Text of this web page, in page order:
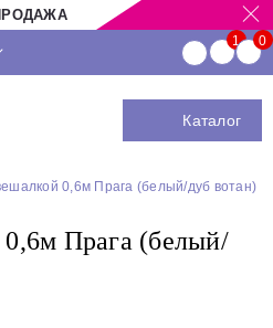
Каталог
0,6м Прага (белый/дуб вотан)
Прага (белый/